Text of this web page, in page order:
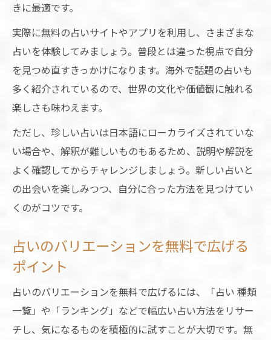
きに最適です。
実際に無料の占いサイトやアプリを利用し、さまざまな
占いを体験してみましょう。普段とは違った視点で自分
を見つめ直すきっかけになります。海外で話題の占いも
多く紹介されているので、世界の文化や価値観に触れる
楽しさも味わえます。
ただし、珍しい占いは日本語にローカライズされていな
い場合や、解釈が難しいものもあるため、説明や解説を
よく確認してからチャレンジしましょう。新しい占いと
の出会いを楽しみつつ、自分に合った方法を見つけてい
くのがコツです。
占いのバリエーションを無料で広げる
ポイント
占いのバリエーションを無料で広げるには、「占い 種類
一覧」や「ランキング」などで幅広い占い方法をリサー
チし、気になるものを積極的に試すことが大切です。無